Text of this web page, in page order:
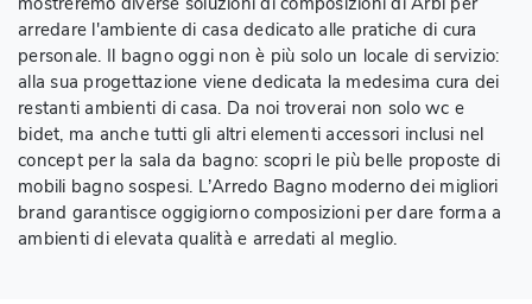
arredare l'ambiente di casa dedicato alle pratiche di cura
personale. Il bagno oggi non è più solo un locale di servizio:
alla sua progettazione viene dedicata la medesima cura dei
restanti ambienti di casa. Da noi troverai non solo wc e
bidet, ma anche tutti gli altri elementi accessori inclusi nel
concept per la sala da bagno: scopri le più belle proposte di
mobili bagno sospesi. L’Arredo Bagno moderno dei migliori
brand garantisce oggigiorno composizioni per dare forma a
ambienti di elevata qualità e arredati al meglio.